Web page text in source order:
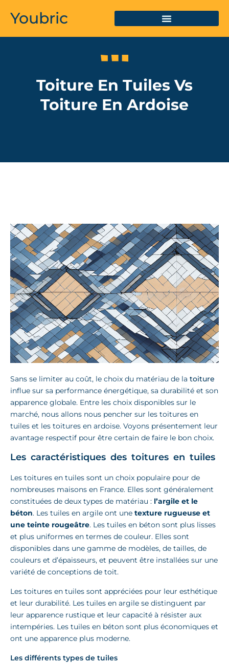
Youbric
Toiture En Tuiles Vs
Toiture En Ardoise
Sans se limiter au coût, le choix du matériau de la toiture
influe sur sa performance énergétique, sa durabilité et son
apparence globale. Entre les choix disponibles sur le
marché, nous allons nous pencher sur les toitures en
tuiles et les toitures en ardoise. Voyons présentement leur
avantage respectif pour être certain de faire le bon choix.
Les caractéristiques des toitures en tuiles
Les toitures en tuiles sont un choix populaire pour de
nombreuses maisons en France. Elles sont généralement
constituées de deux types de matériau : l’argile et le
béton. Les tuiles en argile ont une texture rugueuse et
une teinte rougeâtre. Les tuiles en béton sont plus lisses
et plus uniformes en termes de couleur. Elles sont
disponibles dans une gamme de modèles, de tailles, de
couleurs et d’épaisseurs, et peuvent être installées sur une
variété de conceptions de toit.
Les toitures en tuiles sont appréciées pour leur esthétique
et leur durabilité. Les tuiles en argile se distinguent par
leur apparence rustique et leur capacité à résister aux
intempéries. Les tuiles en béton sont plus économiques et
ont une apparence plus moderne.
Les différents types de tuiles